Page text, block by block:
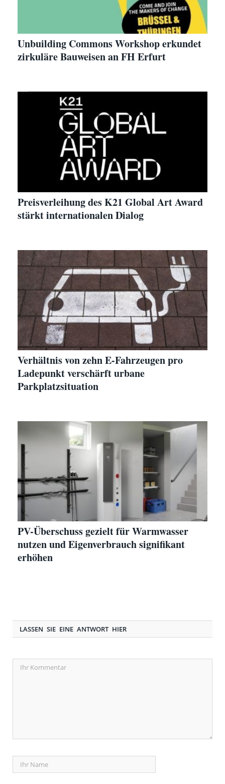
Unbuilding Commons Workshop erkundet
zirkuläre Bauweisen an FH Erfurt
Preisverleihung des K21 Global Art Award
stärkt internationalen Dialog
Verhältnis von zehn E-Fahrzeugen pro
Ladepunkt verschärft urbane
Parkplatzsituation
PV-Überschuss gezielt für Warmwasser
nutzen und Eigenverbrauch signifikant
erhöhen
LASSEN SIE EINE ANTWORT HIER